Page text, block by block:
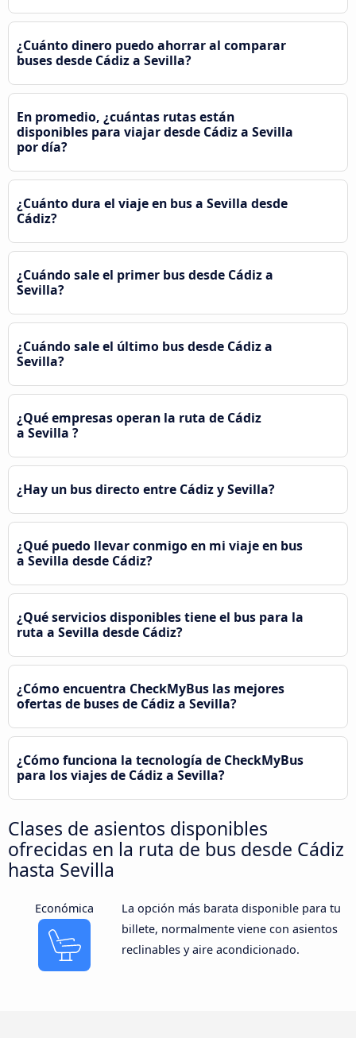
¿Cuánto dinero puedo ahorrar al comparar
buses desde Cádiz a Sevilla?
En promedio, ¿cuántas rutas están
disponibles para viajar desde Cádiz a Sevilla
por día?
¿Cuánto dura el viaje en bus a Sevilla desde
Cádiz?
¿Cuándo sale el primer bus desde Cádiz a
Sevilla?
¿Cuándo sale el último bus desde Cádiz a
Sevilla?
¿Qué empresas operan la ruta de Cádiz
a Sevilla ?
¿Hay un bus directo entre Cádiz y Sevilla?
¿Qué puedo llevar conmigo en mi viaje en bus
a Sevilla desde Cádiz?
¿Qué servicios disponibles tiene el bus para la
ruta a Sevilla desde Cádiz?
¿Cómo encuentra CheckMyBus las mejores
ofertas de buses de Cádiz a Sevilla?
¿Cómo funciona la tecnología de CheckMyBus
para los viajes de Cádiz a Sevilla?
Clases de asientos disponibles
ofrecidas en la ruta de bus desde Cádiz
hasta Sevilla
Económica
La opción más barata disponible para tu
billete, normalmente viene con asientos
reclinables y aire acondicionado.